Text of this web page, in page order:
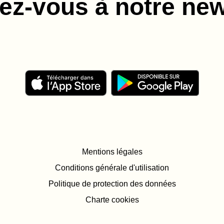
vous à notre
Mentions légales
Conditions générale d'utilisation
Politique de protection des données
Charte cookies